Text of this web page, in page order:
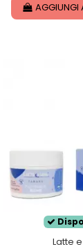
AGGIUNGI
Latte